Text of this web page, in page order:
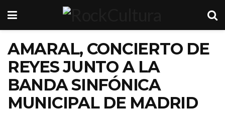
AMARAL, CONCIERTO DE
REYES JUNTO A LA
BANDA SINFÓNICA
MUNICIPAL DE MADRID